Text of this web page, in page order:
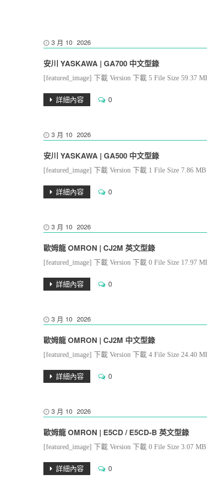
3 月 10 2026
安川 YASKAWA | GA700 中文型錄
[featured_image] 下載 Version 下載 5 File Size 59.37
詳細內容 0
3 月 10 2026
安川 YASKAWA | GA500 中文型錄
[featured_image] 下載 Version 下載 1 File Size 7.86
詳細內容 0
3 月 10 2026
歐姆龍 OMRON | CJ2M 英文型錄
[featured_image] 下載 Version 下載 0 File Size 17.97
詳細內容 0
3 月 10 2026
歐姆龍 OMRON | CJ2M 中文型錄
[featured_image] 下載 Version 下載 4 File Size 24.40
詳細內容 0
3 月 10 2026
歐姆龍 OMRON | E5CD / E5CD-B 英文型錄
[featured_image] 下載 Version 下載 0 File Size 3.07
詳細內容 0